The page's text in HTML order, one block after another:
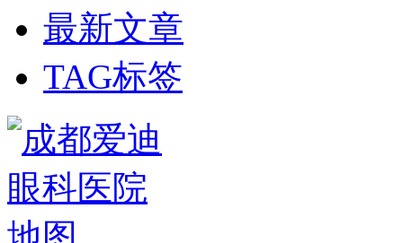
最新文章
TAG标签